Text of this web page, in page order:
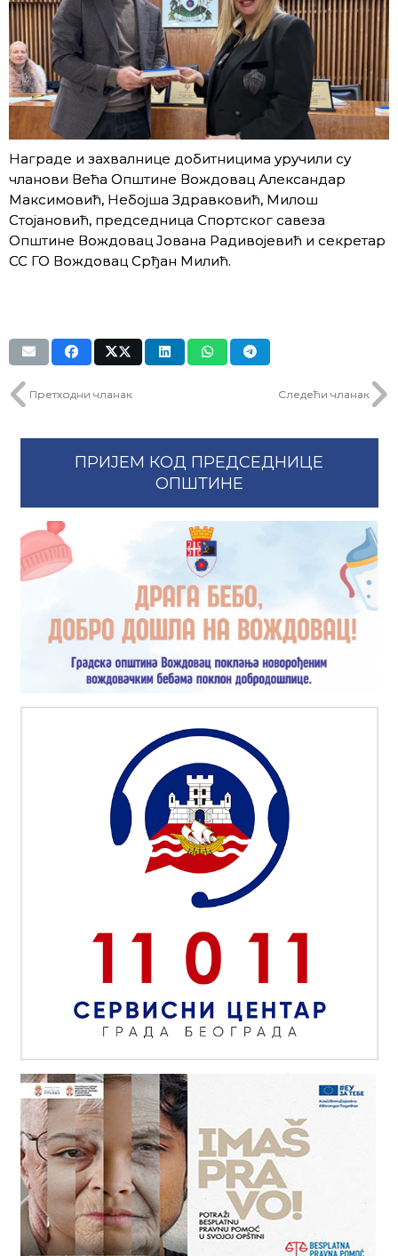
Награде и захвалнице добитницима уручили су
чланoви Већа Општине Вождовац Александар
Максимовић, Небојша Здравковић, Милош
Стојановић, председница Спортског савеза
Општине Вождовац Јована Радивојевић и секретар
СС ГО Вождовац Срђан Милић.
Претходни чланак Следећи чланак
ПРИЈЕМ КОД ПРЕДСЕДНИЦЕ
ОПШТИНЕ